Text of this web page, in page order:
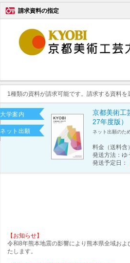
請求資料の指定
1種類の資料が請求可能です。請求する資料
大学案内
ネット出願
京都美術工
27年度版）
ネット出願のた
料金（送料含
発送方法： ゆ
発送予定日：
【お知らせ】
令和8年熊本地震の影響により熊本県全域お
たします。